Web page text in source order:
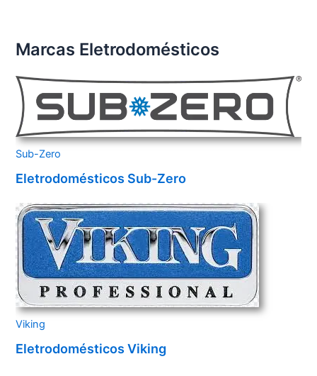
Marcas Eletrodomésticos
Sub-Zero
Eletrodomésticos Sub-Zero
Viking
Eletrodomésticos Viking